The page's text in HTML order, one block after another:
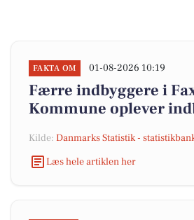
FAKTA OM 01-08-2026 10:19
Færre indbyggere i
Kommune oplever
Kilde: Danmarks Statistik -
Læs hele artiklen her